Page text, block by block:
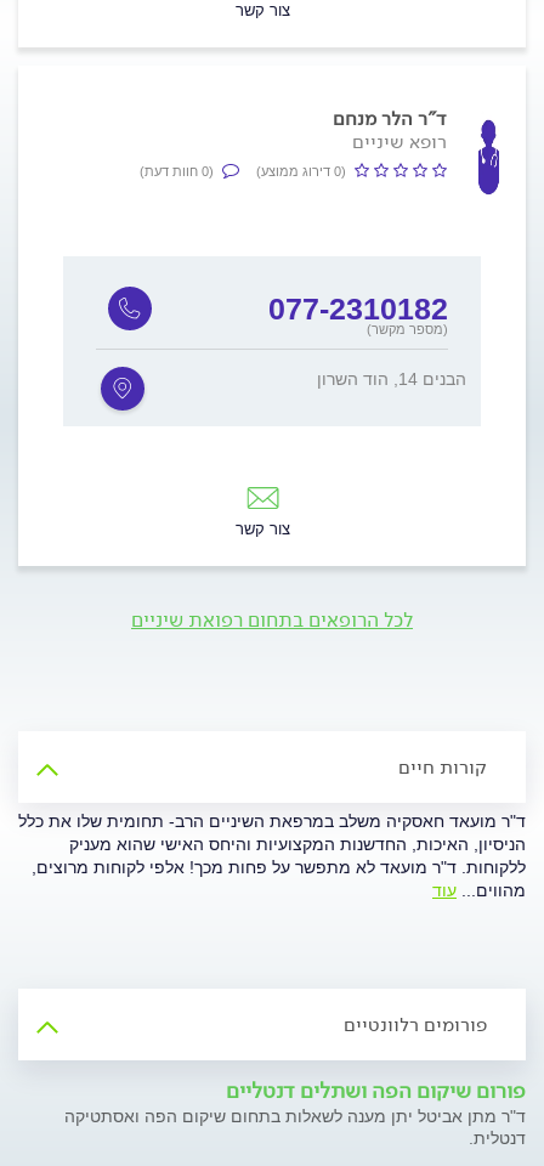
צור קשר
ד"ר הלר מנחם
רופא שיניים
(0 דירוג ממוצע) (0 חוות דעת)
077-2310182
(מספר מקשר)
הבנים 14, הוד השרון
צור קשר
לכל הרופאים בתחום רפואת שיניים
קורות חיים
ד"ר מועאד חאסקיה משלב במרפאת השיניים הרב- תחומית שלו את כלל
הניסיון, האיכות, החדשנות המקצועיות והיחס האישי שהוא מעניק
ללקוחות. ד"ר מועאד לא מתפשר על פחות מכך! אלפי לקוחות מרוצים,
מהווים
עוד
פורומים רלוונטיים
פורום שיקום הפה ושתלים דנטליים
ד"ר מתן אביטל יתן מענה לשאלות בתחום שיקום הפה ואסתטיקה
דנטלית.